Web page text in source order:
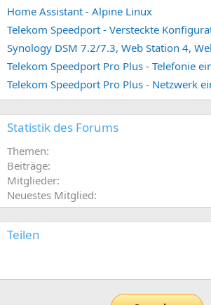
Home Assistant - Alpine Linux
Telekom Speedport - Versteckte
Telekom Speedport Pro Plus - Telefonie
Telekom Speedport Pro Plus - Netzwerk
Statistik des Forums
Themen
Beiträge
Mitglieder
Neuestes Mitglied
Teilen